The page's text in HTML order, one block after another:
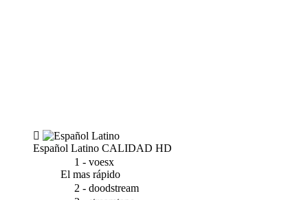
Español Latino CALIDAD HD
1 - voesx
El mas rápido
2 - doodstream